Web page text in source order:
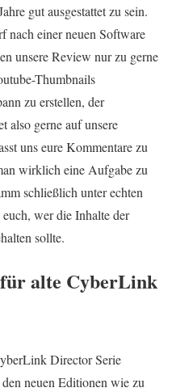
gut ausgestattet zu sein.
nach einer neuen Software
unsere Review nur zu gerne
Thumbnails
zu erstellen, der
also gerne auf unsere
uns eure Kommentare zu
wirklich eine Aufgabe zu
schließlich unter echten
wer die Inhalte der
sollte.
alte CyberLink
Director Serie
neuen Editionen wie zu